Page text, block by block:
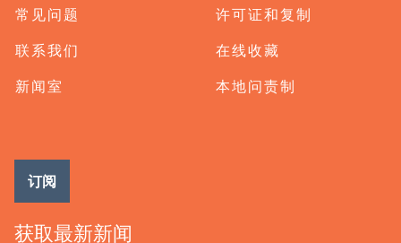
常见问题
联系我们
新闻室
许可证和复制
在线收藏
本地问责制
获取最新新闻
订阅